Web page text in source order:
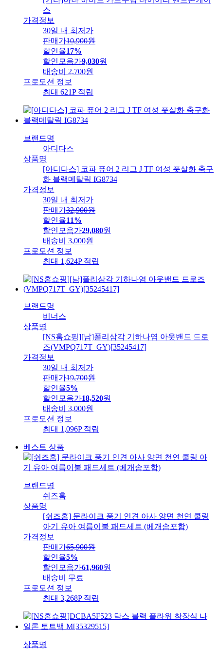
스
가격정보
30일 내 최저가
판매가10,900원
할인율17%
할인모음가9,030원
배송비
2,700원
프로모션 정보
최대 621P 적립
브랜드명
아디다스
상품명
[아디다스] 코파 퓨어 2 리그 J TF 여성 풋살화 축구
화 블랙메탈릭 IG8734
가격정보
30일 내 최저가
판매가32,900원
할인율11%
할인모음가29,080원
배송비
3,000원
프로모션 정보
최대 1,624P 적립
브랜드명
비너스
상품명
[NS홈쇼핑][남]폴리삼각 기하나염 아웃밴드 드로
즈(VMPQ717T_GY)[35245417]
가격정보
30일 내 최저가
판매가19,700원
할인율5%
할인모음가18,520원
배송비
3,000원
프로모션 정보
최대 1,096P 적립
베스트 상품
브랜드명
쉬즈홈
상품명
[쉬즈홈] 문라이크 풍기 인견 아사 양면 천연 쿨링
아기 유아 여름이불 패드세트 (베개솜포함)
가격정보
판매가65,900원
할인율5%
할인모음가61,960원
배송비
무료
프로모션 정보
최대 3,268P 적립
상품명